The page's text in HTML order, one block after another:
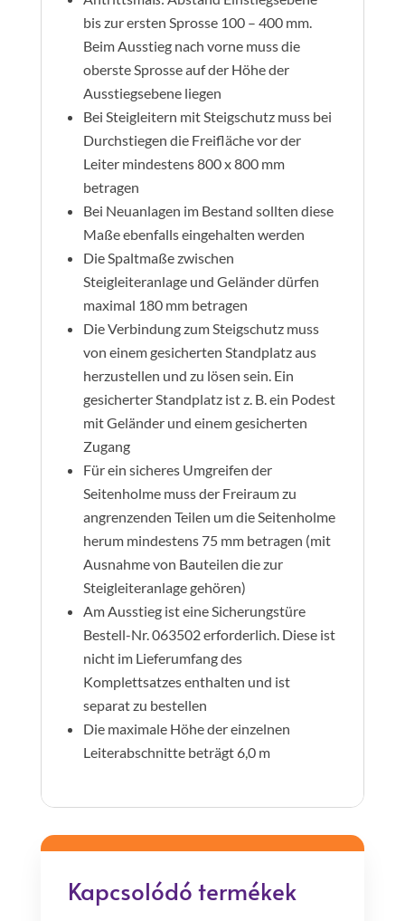
bis zur ersten Sprosse 100 – 400 mm.
Beim Ausstieg nach vorne muss die
oberste Sprosse auf der Höhe der
Ausstiegsebene liegen
Bei Steigleitern mit Steigschutz muss bei
Durchstiegen die Freifläche vor der
Leiter mindestens 800 x 800 mm
betragen
Bei Neuanlagen im Bestand sollten diese
Maße ebenfalls eingehalten werden
Die Spaltmaße zwischen
Steigleiteranlage und Geländer dürfen
maximal 180 mm betragen
Die Verbindung zum Steigschutz muss
von einem gesicherten Standplatz aus
herzustellen und zu lösen sein. Ein
gesicherter Standplatz ist z. B. ein Podest
mit Geländer und einem gesicherten
Zugang
Für ein sicheres Umgreifen der
Seitenholme muss der Freiraum zu
angrenzenden Teilen um die Seitenholme
herum mindestens 75 mm betragen (mit
Ausnahme von Bauteilen die zur
Steigleiteranlage gehören)
Am Ausstieg ist eine Sicherungstüre
Bestell-Nr. 063502 erforderlich. Diese ist
nicht im Lieferumfang des
Komplettsatzes enthalten und ist
separat zu bestellen
Die maximale Höhe der einzelnen
Leiterabschnitte beträgt 6,0 m
Kapcsolódó termékek